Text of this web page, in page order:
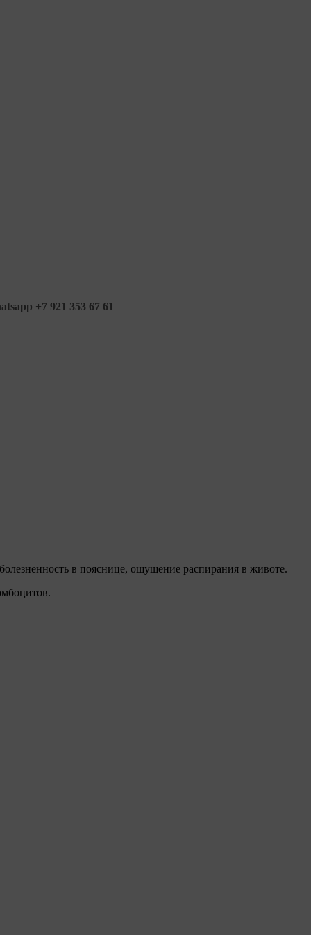
+7 921 353 67 61
в пояснице, ощущение распирания в животе.